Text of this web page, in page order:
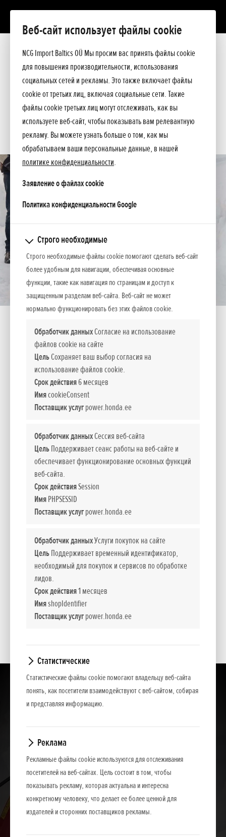
Веб-сайт использует файлы cookie
NCG Import Baltics OÜ Мы просим вас принять файлы cookie
для повышения производительности, использования
социальных сетей и рекламы. Это также включает файлы
cookie от третьих лиц, включая социальные сети. Такие
файлы cookie третьих лиц могут отслеживать, как вы
используете веб-сайт, чтобы показывать вам релевантную
рекламу. Вы можете узнать больше о том, как мы
обрабатываем ваши персональные данные, в нашей
политике конфиденциальности.
Заявление о файлах cookie
Политика конфиденциальности Googleopens in a new tab
Строго необходимые
Строго необходимые файлы cookie помогают сделать веб-сайт
более удобным для навигации, обеспечивая основные
функции, такие как навигация по страницам и доступ к
защищенным разделам веб-сайта. Веб-сайт не может
нормально функционировать без этих файлов cookie.
Обработчик данныхСогласие на использование
файлов cookie на сайте
ЦельСохраняет ваш выбор согласия на
использование файлов cookie.
Срок действия6 месяцев
ИмяcookieConsent
Поставщик услугpower.honda.ee
Обработчик данныхСессия веб-сайта
ЦельПоддерживает сеанс работы на веб-сайте и
обеспечивает функционирование основных функций
веб-сайта.
Срок действияSession
ИмяPHPSESSID
Поставщик услугpower.honda.ee
Обработчик данныхУслуги покупок на сайте
ЦельПоддерживает временный идентификатор,
необходимый для покупок и сервисов по обработке
лидов.
Срок действия1 месяцев
ИмяshopIdentifier
Поставщик услугpower.honda.ee
Статистические
Статистические файлы cookie помогают владельцу веб-сайта
понять, как посетители взаимодействуют с веб-сайтом, собирая
и представляя информацию.
Реклама
Рекламные файлы cookie используются для отслеживания
посетителей на веб-сайтах. Цель состоит в том, чтобы
показывать рекламу, которая актуальна и интересна
конкретному человеку, что делает ее более ценной для
издателей и сторонних поставщиков рекламы.
Презентация
Прейскурант
Помощь при покупке
Спросите подробнее
ПРЕДЛОЖЕНИЕ
СЕРВИС
КОНТАКТЫ
HSS 655 ETD
Идеальное знакомство с двухступенчатыми
снегоуборщиками
дарят вам отличный баланс между функциональностью,
простотой использования, экономичностью. Помимо
колесного привода они также имеют подходящие для
любых условий гусеницы. Модели оснащены
электрическим стартером или упрощенным пуском.
- Электрический стартер
- Коробка переключения передач
- Ручка газа